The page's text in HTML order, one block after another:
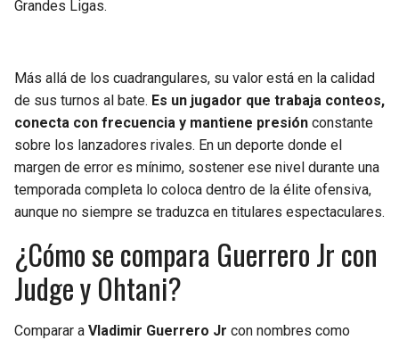
Grandes Ligas.
Más allá de los cuadrangulares, su valor está en la calidad
de sus turnos al bate. Es un jugador que trabaja conteos,
conecta con frecuencia y mantiene presión constante
sobre los lanzadores rivales. En un deporte donde el
margen de error es mínimo, sostener ese nivel durante una
temporada completa lo coloca dentro de la élite ofensiva,
aunque no siempre se traduzca en titulares espectaculares.
¿Cómo se compara Guerrero Jr con
Judge y Ohtani?
Comparar a Vladimir Guerrero Jr con nombres como